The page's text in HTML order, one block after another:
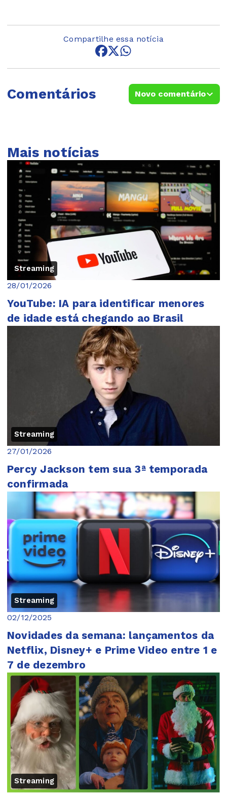
Compartilhe essa notícia
Comentários Novo comentário
Mais notícias
Streaming
28/01/2026
YouTube: IA para identificar menores
de idade está chegando ao Brasil
Streaming
27/01/2026
Percy Jackson tem sua 3ª temporada
confirmada
Streaming
02/12/2025
Novidades da semana: lançamentos da
Netflix, Disney+ e Prime Video entre 1 e
7 de dezembro
Streaming